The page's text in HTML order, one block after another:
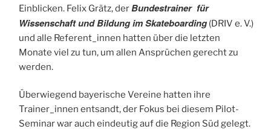
Einblicken. Felix Grätz, derBundestrainer für
Wissenschaft und Bildung im Skateboarding(DRIV e. V.)
und alle Referent_innen hatten über die letzten
Monate viel zu tun, um allen Ansprüchen gerecht zu
werden.
Überwiegend bayerische Vereine hatten ihre
Trainer_innen entsandt, der Fokus bei diesem Pilot-
Seminar war auch eindeutig auf die Region Süd gelegt.